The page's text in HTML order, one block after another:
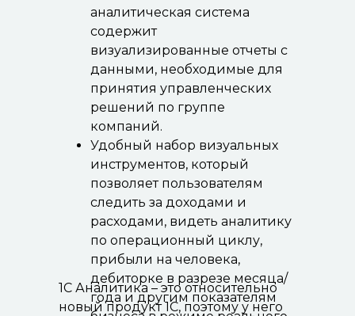
аналитическая система
содержит
визуализированные отчеты с
данными, необходимые для
принятия управленческих
решений по группе
компаний.
Удобный набор визуальных
инструментов, который
позволяет пользователям
следить за доходами и
расходами, видеть аналитику
по операционный циклу,
прибыли на человека,
дебиторке в разрезе месяца/
года и другим показателям
1С Аналитика – это относительно
новый продукт 1С, поэтому у него